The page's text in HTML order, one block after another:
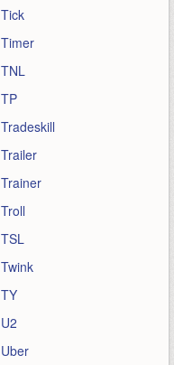
Tick
Timer
TNL
TP
Tradeskill
Trailer
Trainer
Troll
TSL
Twink
TY
U2
Uber